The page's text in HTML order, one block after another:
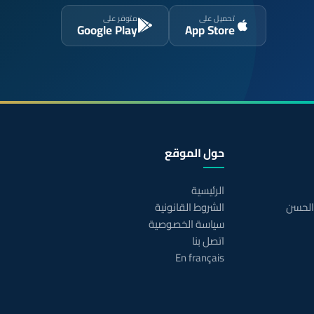
تحميل على
App Store
متوفر على
Google Play
حول الموقع
الرئيسية
الشروط القانونية
سياسة الخصوصية
اتصل بنا
En français